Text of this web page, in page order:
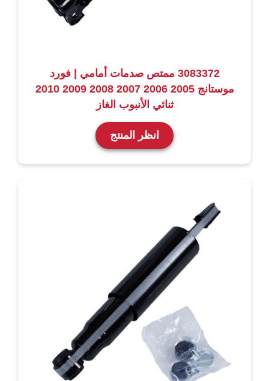
3083372 ممتص صدمات أمامي | فورد
موستانج 2005 2006 2007 2008 2009 2010
ثنائي الأنبوب الغاز
انظر المنتج